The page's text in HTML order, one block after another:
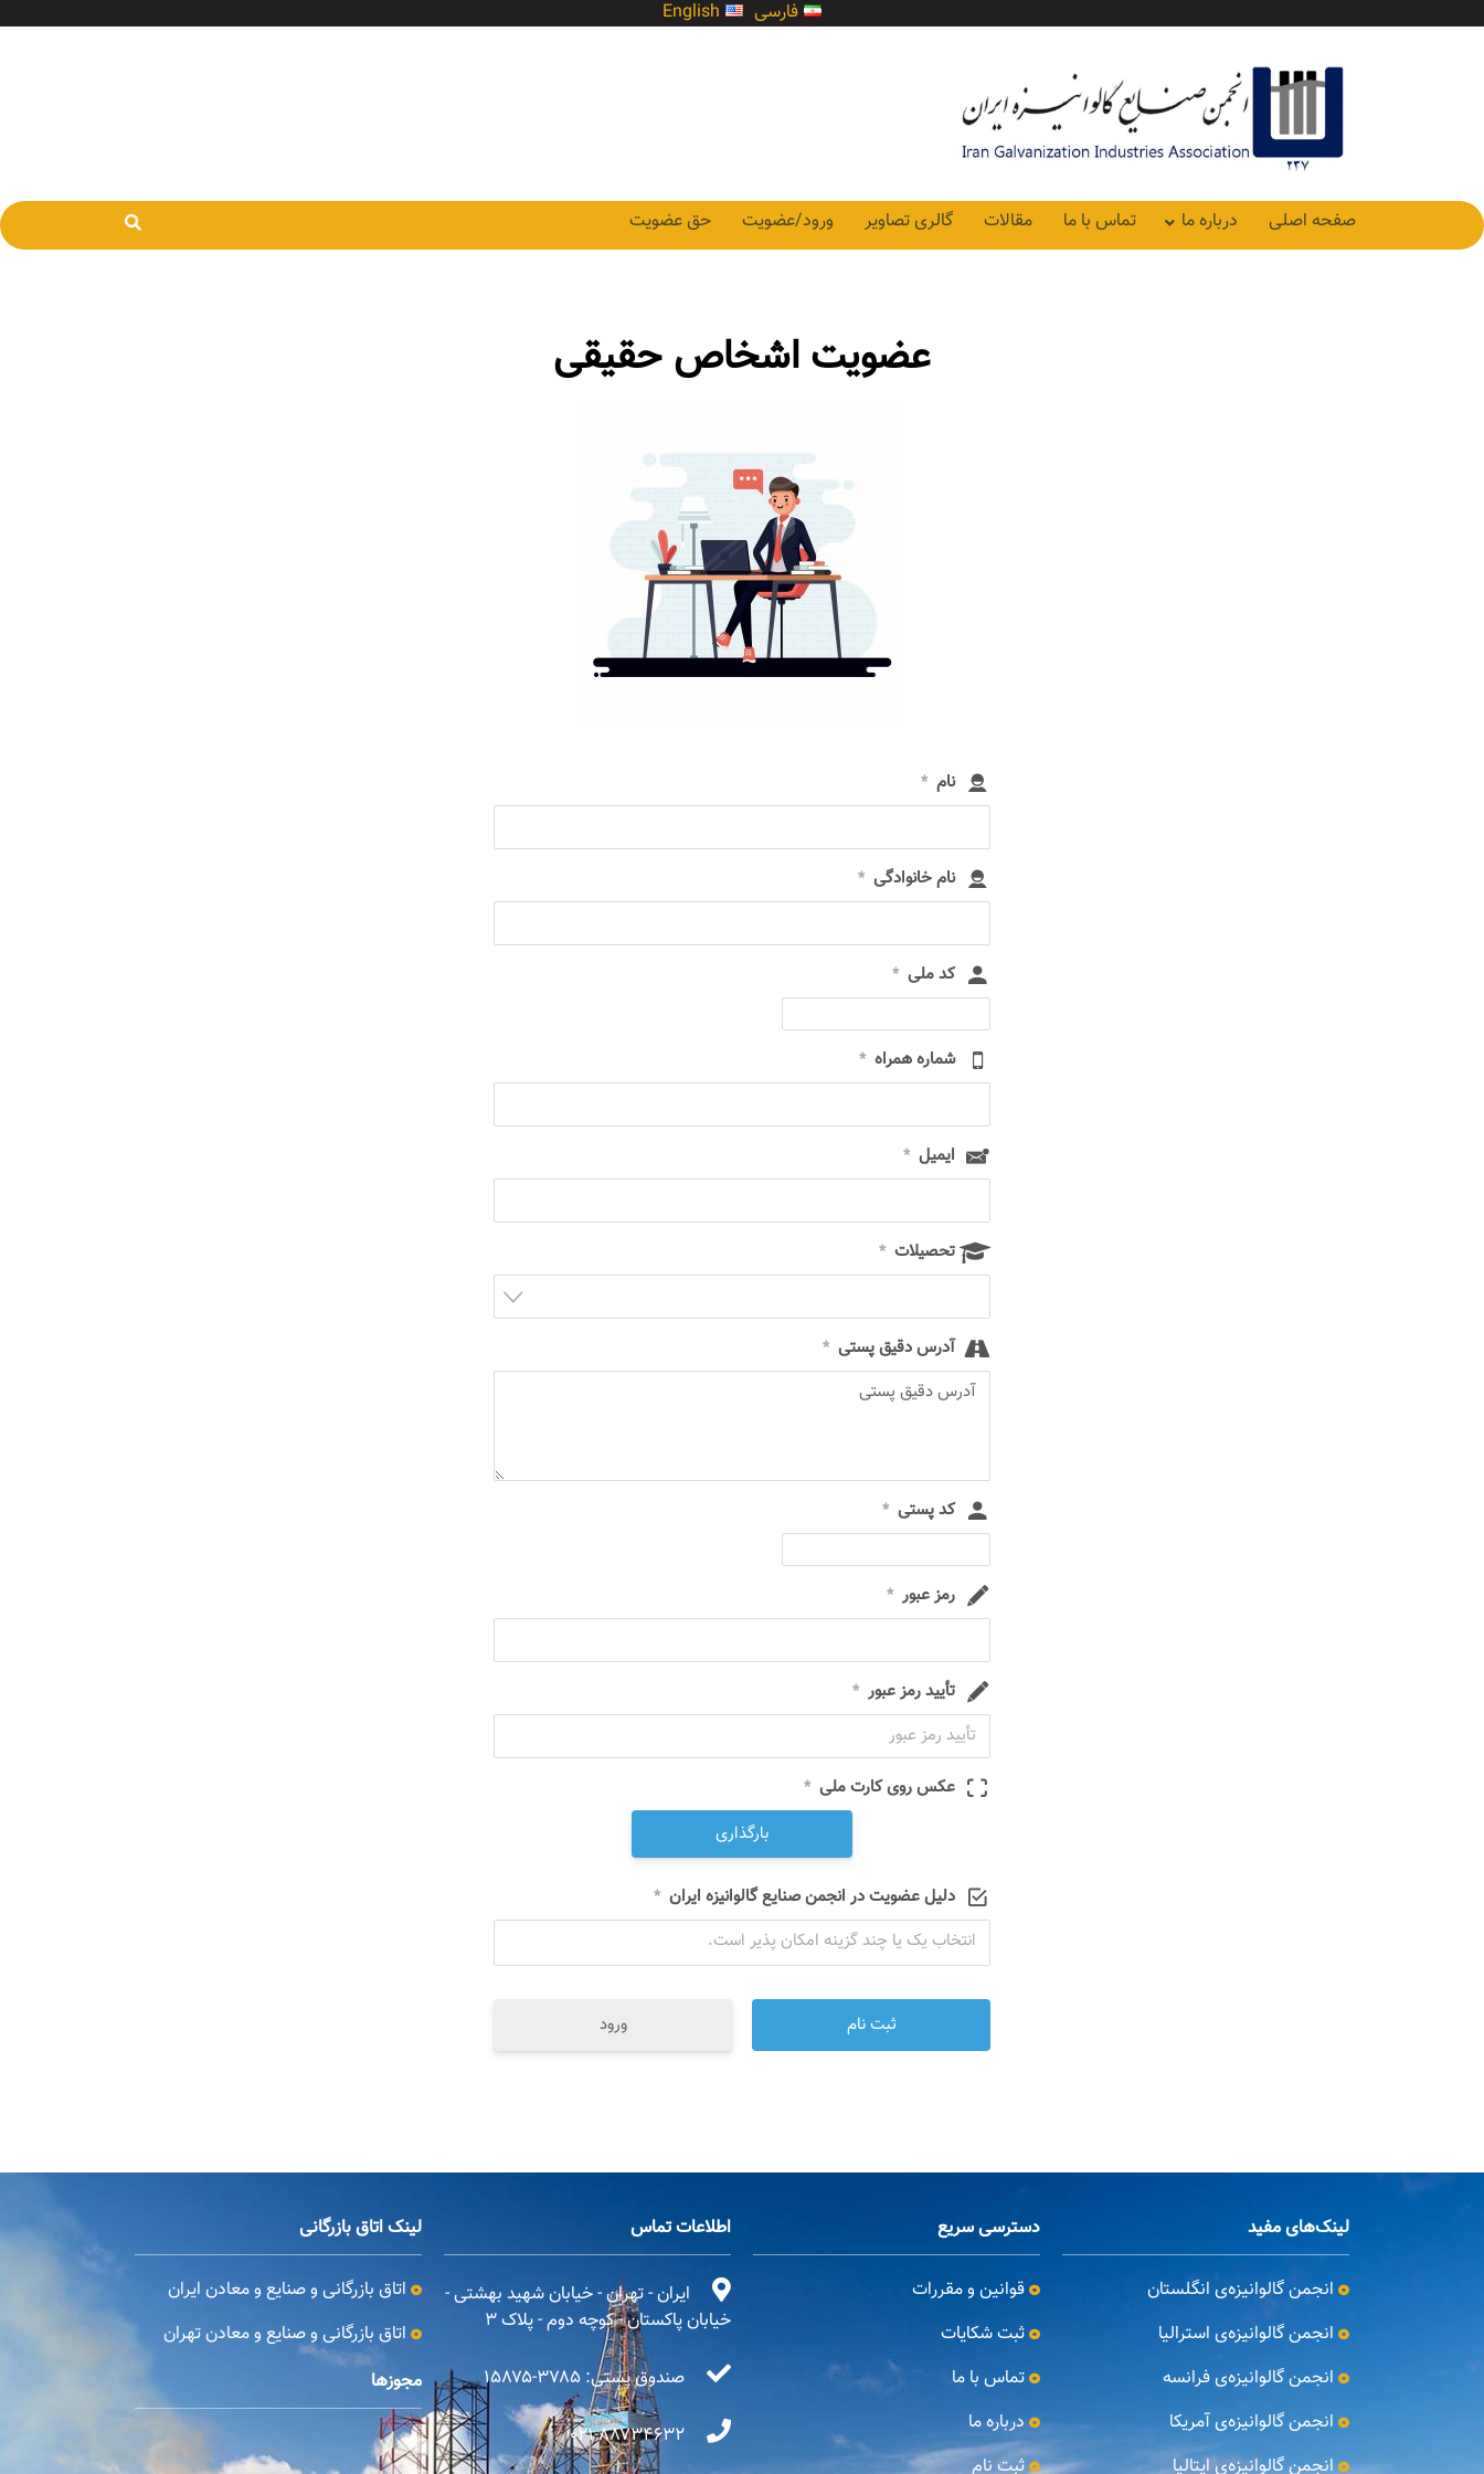
فارسی English
صفحه اصلی درباره ما تماس با ما مقالات گالری تصاویر ورود/عضویت حق عضویت
عضویت اشخاص حقیقی
نام *
نام خانوادگی *
کد ملی *
شماره همراه *
ایمیل *
تحصیلات *
آدرس دقیق پستی *
کد پستی *
رمز عبور *
تأیید رمز عبور *
عکس روی کارت ملی *
بارگذاری
دلیل عضویت در انجمن صنایع گالوانیزه ایران *
ورود
لینک‌های مفید
انجمن گالوانیزه‌ی انگلستان
انجمن گالوانیزه‌ی استرالیا
انجمن گالوانیزه‌ی فرانسه
انجمن گالوانیزه‌ی آمریکا
انجمن گالوانیزه‌ی ایتالیا
دسترسی سریع
قوانین و مقررات
ثبت شکایات
تماس با ما
درباره‌ ما
ثبت نام
اطلاعات تماس
ایران - تهران - خیابان شهید بهشتی -
خیابان پاکستان - کوچه دوم - پلاک ۳
صندوق پستی: ۳۷۸۵-۱۵۸۷۵
۰۲۱-۸۸۷۳۴۶۳۲
لینک اتاق بازرگانی
اتاق بازرگانی و صنایع و معادن ایران
اتاق بازرگانی و صنایع و معادن تهران
مجوزها